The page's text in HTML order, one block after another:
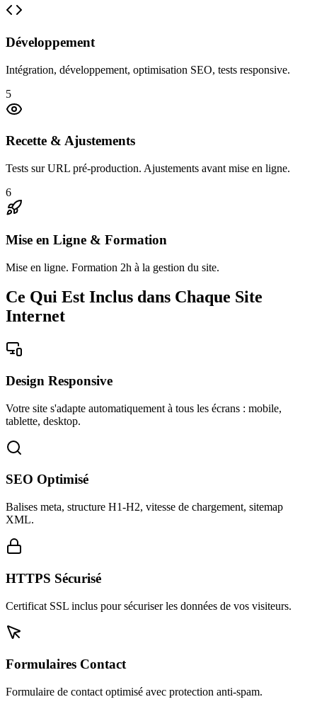
Développement
Intégration, développement, optimisation SEO, tests responsive.
5
Recette & Ajustements
Tests sur URL pré-production. Ajustements avant mise en ligne.
6
Mise en Ligne & Formation
Mise en ligne. Formation 2h à la gestion du site.
Ce Qui Est Inclus dans Chaque Site
Internet
Design Responsive
Votre site s'adapte automatiquement à tous les écrans : mobile,
tablette, desktop.
SEO Optimisé
Balises meta, structure H1-H2, vitesse de chargement, sitemap
XML.
HTTPS Sécurisé
Certificat SSL inclus pour sécuriser les données de vos visiteurs.
Formulaires Contact
Formulaire de contact optimisé avec protection anti-spam.